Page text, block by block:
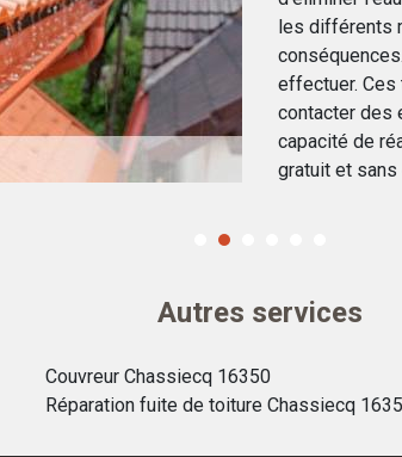
les différents
effectuer.
contacter des
capacité de
gratuit et sans
Autres services
Couvreur Chassiecq 16350
Réparation fuite de toiture Chassiecq